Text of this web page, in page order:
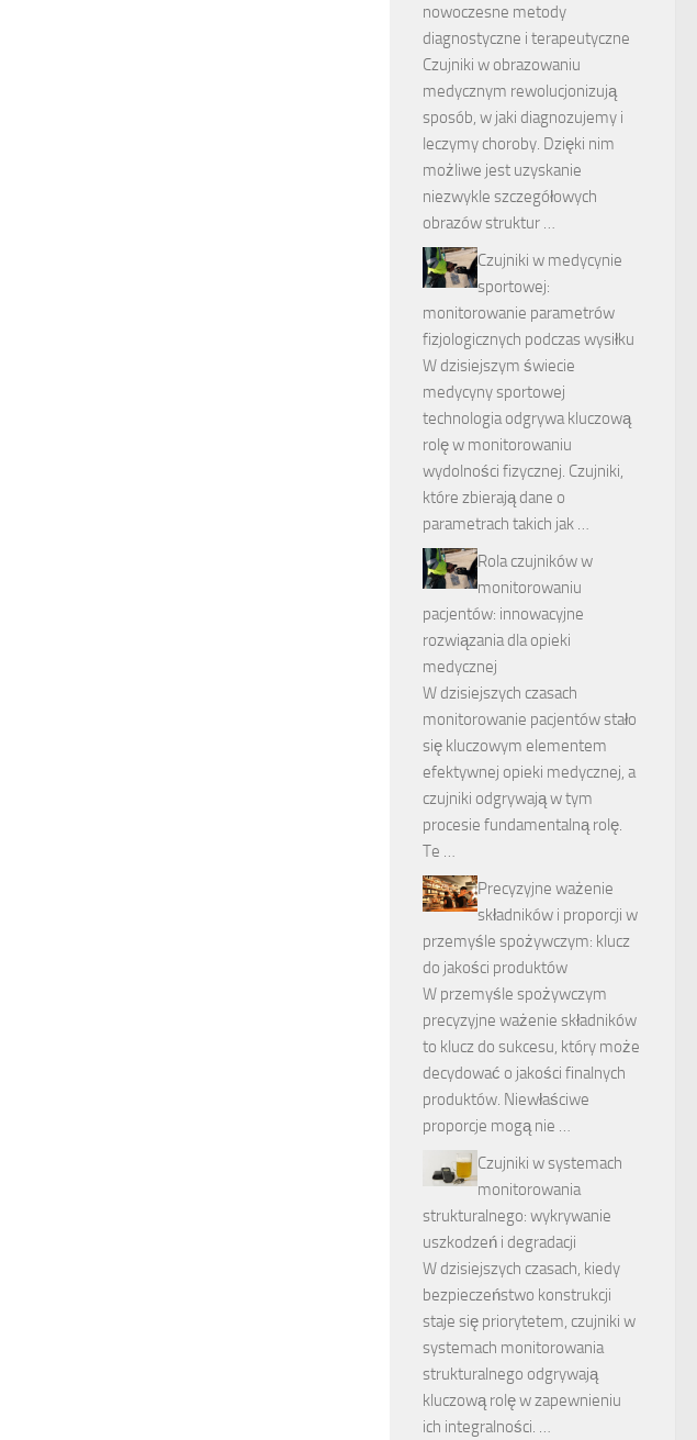
nowoczesne metody
diagnostyczne i terapeutyczne
Czujniki w obrazowaniu
medycznym rewolucjonizują
sposób, w jaki diagnozujemy i
leczymy choroby. Dzięki nim
możliwe jest uzyskanie
niezwykle szczegółowych
obrazów struktur …
Czujniki w medycynie
sportowej:
monitorowanie parametrów
fizjologicznych podczas wysiłku
W dzisiejszym świecie
medycyny sportowej
technologia odgrywa kluczową
rolę w monitorowaniu
wydolności fizycznej. Czujniki,
które zbierają dane o
parametrach takich jak …
Rola czujników w
monitorowaniu
pacjentów: innowacyjne
rozwiązania dla opieki
medycznej
W dzisiejszych czasach
monitorowanie pacjentów stało
się kluczowym elementem
efektywnej opieki medycznej, a
czujniki odgrywają w tym
procesie fundamentalną rolę.
Te …
Precyzyjne ważenie
składników i proporcji w
przemyśle spożywczym: klucz
do jakości produktów
W przemyśle spożywczym
precyzyjne ważenie składników
to klucz do sukcesu, który może
decydować o jakości finalnych
produktów. Niewłaściwe
proporcje mogą nie …
Czujniki w systemach
monitorowania
strukturalnego: wykrywanie
uszkodzeń i degradacji
W dzisiejszych czasach, kiedy
bezpieczeństwo konstrukcji
staje się priorytetem, czujniki w
systemach monitorowania
strukturalnego odgrywają
kluczową rolę w zapewnieniu
ich integralności. …